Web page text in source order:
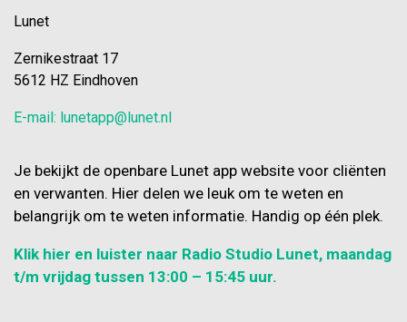
Lunet
Zernikestraat 17
5612 HZ Eindhoven
E-mail: lunetapp@lunet.nl
Je bekijkt de openbare Lunet app website voor cliënten
en verwanten. Hier delen we leuk om te weten en
belangrijk om te weten informatie. Handig op één plek.
Klik hier en luister naar Radio Studio Lunet, maandag
t/m vrijdag tussen 13:00 – 15:45 uur.